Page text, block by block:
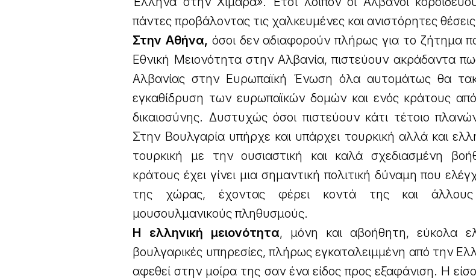
πάντες προβάλοντας τις χαλκευμένες και ανιστόρητες
Στην Αθήνα, όσοι δεν αδιαφορούν πλήρως για το ζήτημα
Εθνική Μειονότητα στην Αλβανία, πιστεύουν ακράδαντα
Αλβανίας στην Ευρωπαϊκή Ένωση όλα αυτομάτως θα
εγκαθίδρυση των ευρωπαϊκών δομών και ενός κράτους
δικαιοσύνης. Δυστυχώς όσοι πιστεύουν κάτι τέτοιο
Στην Βουλγαρία υπήρχε και υπάρχει τουρκική αλλά και
τουρκική με την ουσιαστική και καλά σχεδιασμένη
κράτους έχει γίνει μια σημαντική πολιτική δύναμη που
της χώρας, έχοντας φέρει κοντά της και άλλους
μουσουλμανικούς πληθυσμούς.
Η ελληνική μειονότητα, μόνη και αβοήθητη, εύκολα
βουλγαρικές υπηρεσίες, πλήρως εγκαταλειμμένη από την
αφεθεί στην μοίρα της σαν ένα είδος προς εξαφάνιση. Η